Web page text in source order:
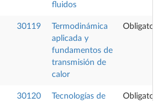
fluidos
30119
Termodinámica
aplicada y
fundamentos de
transmisión de
calor
30120
Tecnologías de